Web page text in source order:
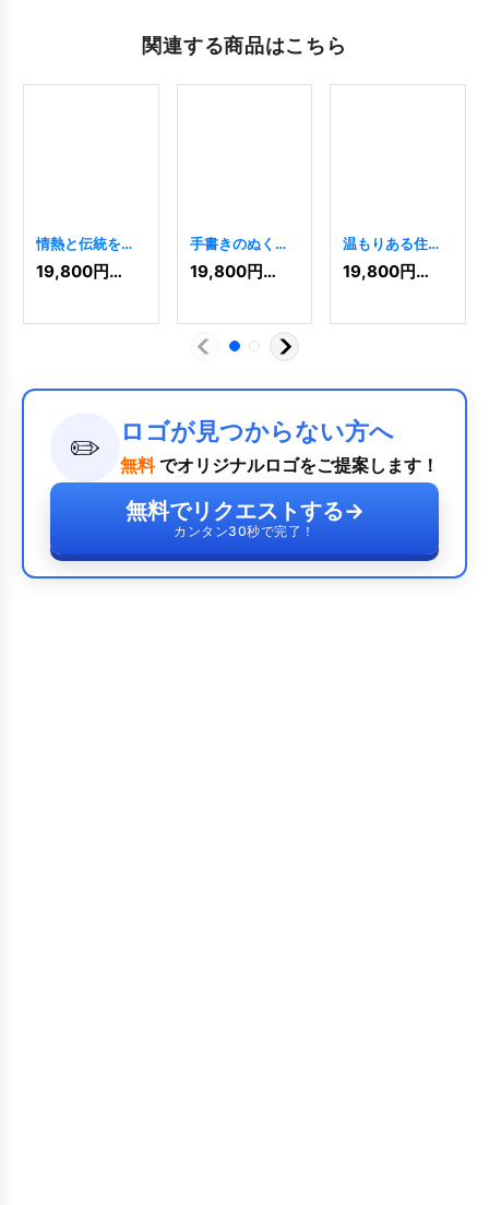
関連する商品はこちら
情熱と伝統を伝
える、扇子のロ
ゴ [8497
19,800円(税込)
手書きのぬくも
りを伝える、ス
イカのロゴ
19,800円(税込)
温もりある住宅
ロゴ[5691
19,800円(税込)
✏️ ロゴが見つからない方へ
無料 でオリジナルロゴをご提案します！
無料でリクエストする→
カンタン30秒で完了！